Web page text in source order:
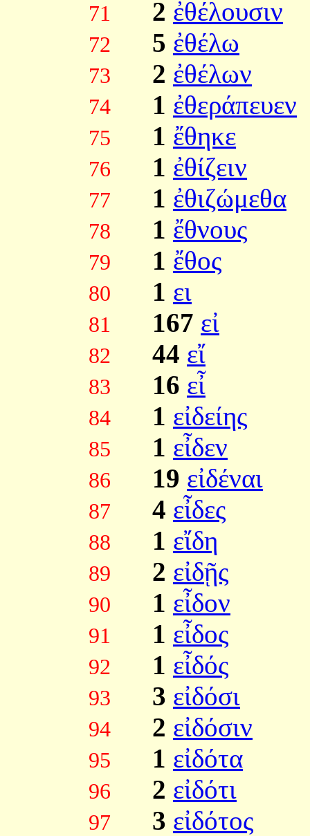
71 2 ἐθέλουσιν
72 5 ἐθέλω
73 2 ἐθέλων
74 1 ἐθεράπευεν
75 1 ἔθηκε
76 1 ἐθίζειν
77 1 ἐθιζώμεθα
78 1 ἔθνους
79 1 ἔθος
80 1 ει
81 167 εἰ
82 44 εἴ
83 16 εἶ
84 1 εἰδείης
85 1 εἶδεν
86 19 εἰδέναι
87 4 εἶδες
88 1 εἴδη
89 2 εἰδῇς
90 1 εἶδον
91 1 εἶδος
92 1 εἶδός
93 3 εἰδόσι
94 2 εἰδόσιν
95 1 εἰδότα
96 2 εἰδότι
97 3 εἰδότος